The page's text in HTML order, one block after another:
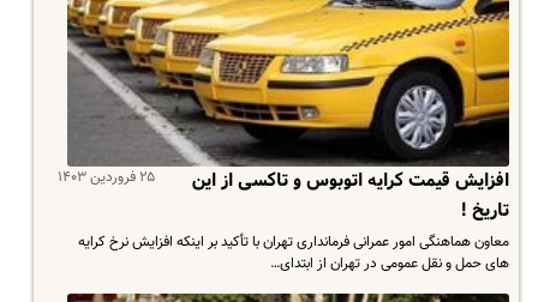
۲۵ فروردین ۱۴۰۳
افزایش قیمت کرایه اتوبوس و تاکسی از این
تاریخ !
معاون هماهنگی امور عمرانی فرمانداری تهران با تأکید بر اینکه افزایش نرخ کرایه
های حمل و نقل عمومی در تهران از ابتدای…